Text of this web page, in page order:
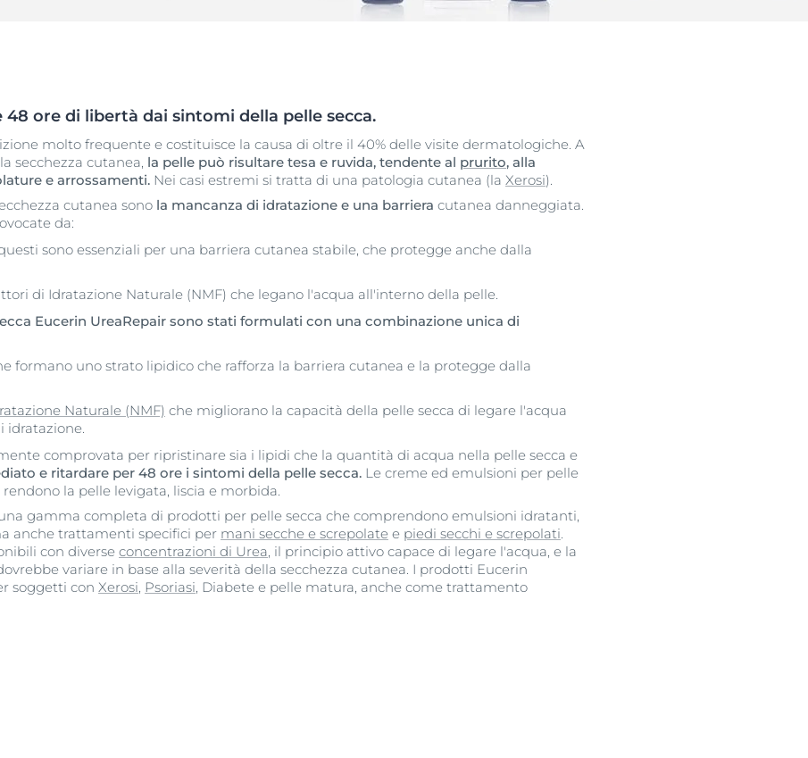
e capelli
Sun Protection
UreaRepair
5.061 Recensioni
Compra online
DermoPure Clinical
DERMOPURE CLINICAL Siero Tripla Azione
Compra online
ore di libertà dai sintomi della pelle secca.
molto frequente e costituisce la causa di oltre il 40% delle visite dermatologiche. A
secchezza cutanea, la pelle può risultare tesa e ruvida, tendente al prurito, alla
e arrossamenti. Nei casi estremi si tratta di una patologia cutanea (la Xerosi).
cutanea sono la mancanza di idratazione e una barriera cutanea danneggiata.
da:
sono essenziali per una barriera cutanea stabile, che protegge anche dalla
di Idratazione Naturale (NMF) che legano l'acqua all'interno della pelle.
Eucerin UreaRepair sono stati formulati con una combinazione unica di
formano uno strato lipidico che rafforza la barriera cutanea e la protegge dalla
Naturale (NMF) che migliorano la capacità della pelle secca di legare l'acqua
idratazione.
comprovata per ripristinare sia i lipidi che la quantità di acqua nella pelle secca e
e ritardare per 48 ore i sintomi della pelle secca. Le creme ed emulsioni per pelle
la pelle levigata, liscia e morbida.
gamma completa di prodotti per pelle secca che comprendono emulsioni idratanti,
anche trattamenti specifici per mani secche e screpolate e piedi secchi e screpolati.
con diverse concentrazioni di Urea, il principio attivo capace di legare l'acqua, e la
variare in base alla severità della secchezza cutanea. I prodotti Eucerin
soggetti con Xerosi, Psoriasi, Diabete e pelle matura, anche come trattamento